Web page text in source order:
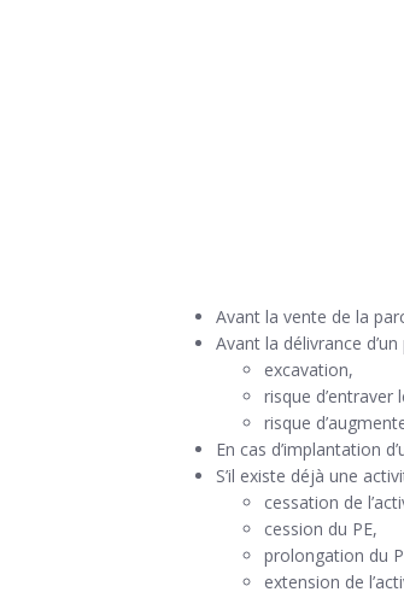
Avant la vente de la
Avant la délivrance
excavation,
risque
risque
En cas d’implantation
S’il existe déjà une
cessation de
cession du PE,
prolongation du
extension de